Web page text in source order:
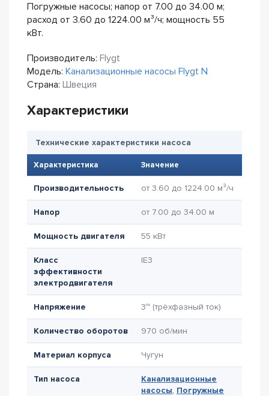
Погружные насосы; напор от 7.00 до 34.00 м;
расход от 3.60 до 1224.00 м³/ч; мощность 55
кВт.
Производитель: Flygt
Модель: Канализационные насосы Flygt N
Страна: Швеция
Характеристики
Технические характеристики насоса
Характеристика Значение
Производительность от 3.60 до 1224.00 м³/ч
Напор от 7.00 до 34.00 м
Мощность двигателя 55 кВт
Класс
эффективности
электродвигателя
IE3
Напряжение 3~ (трёхфазный ток)
Количество оборотов 970 об/мин
Материал корпуса Чугун
Тип насоса
Канализационные
насосы, Погружные